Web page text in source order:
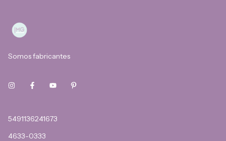
Somos fabricantes
5491136241673
4633-0333